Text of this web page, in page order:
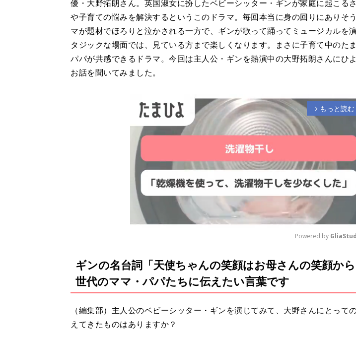
優・大野拓朗さん。英国淑女に扮したベビーシッター・ギンが家庭に起こる
や子育ての悩みを解決するというこのドラマ。毎回本当に身の回りにありそ
マが題材でほろりと泣かされる一方で、ギンが歌って踊ってミュージカルを
タジックな場面では、見ている方まで楽しくなります。まさに子育て中のた
パパが共感できるドラマ。今回は主人公・ギンを熱演中の大野拓朗さんにひ
お話を聞いてみました。
arrow_forward_ios もっと読む
M
t
e
Powered by
ギンの名台詞「天使ちゃんの笑顔はお母さんの笑顔か
世代のママ・パパたちに伝えたい言葉です
（編集部）主人公のベビーシッター・ギンを演じてみて、大野さんにとって
えてきたものはありますか？